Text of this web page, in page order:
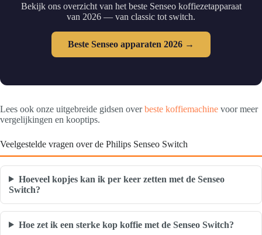
Bekijk ons overzicht van het beste Senseo koffiezetapparaat
van 2026 — van classic tot switch.
Beste Senseo apparaten 2026 →
Lees ook onze uitgebreide gidsen overbeste koffiemachine voor meer
vergelijkingen en kooptips.
Veelgestelde vragen over de Philips Senseo Switch
Hoeveel kopjes kan ik per keer zetten met de Senseo
Switch?
Hoe zet ik een sterke kop koffie met de Senseo Switch?